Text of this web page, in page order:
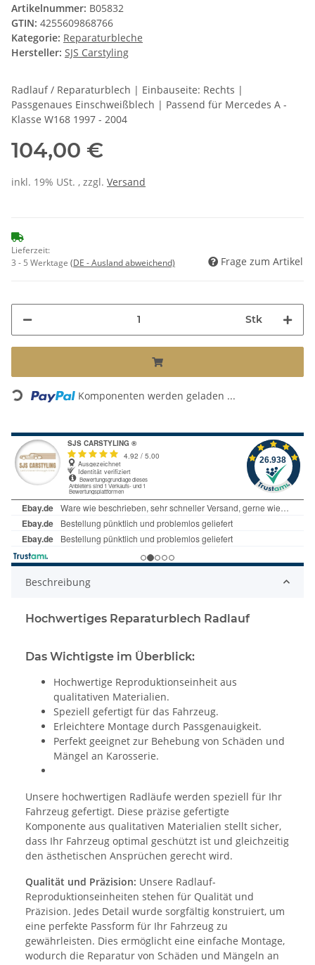
Artikelnummer: B05832
GTIN: 4255609868766
Kategorie: Reparaturbleche
Hersteller: SJS Carstyling
Radlauf / Reparaturblech | Einbauseite: Rechts |
Passgenaues Einschweißblech | Passend für Mercedes A -
Klasse W168 1997 - 2004
104,00 €
inkl. 19% USt. , zzgl. Versand
Lieferzeit:
3 - 5 Werktage (DE - Ausland abweichend) Frage zum Artikel
Stk
Loading... Komponenten werden geladen ...
Beschreibung
Hochwertiges Reparaturblech Radlauf
Das Wichtigste im Überblick:
Hochwertige Reproduktionseinheit aus
qualitativen Materialien.
Speziell gefertigt für das Fahrzeug.
Erleichtere Montage durch Passgenauigkeit.
Perfekt geeignet zur Behebung von Schäden und
Mängel an Karosserie.
Unsere hochwertigen Radläufe werden speziell für Ihr
Fahrzeug gefertigt. Diese präzise gefertigte
Komponente aus qualitativen Materialien stellt sicher,
dass Ihr Fahrzeug optimal geschützt ist und gleichzeitig
den ästhetischen Ansprüchen gerecht wird.
Qualität und Präzision: Unsere Radlauf-
Reproduktionseinheiten stehen für Qualität und
Präzision. Jedes Detail wurde sorgfältig konstruiert, um
eine perfekte Passform für Ihr Fahrzeug zu
gewährleisten. Dies ermöglicht eine einfache Montage,
wodurch die Reparatur von Schäden und Mängeln an